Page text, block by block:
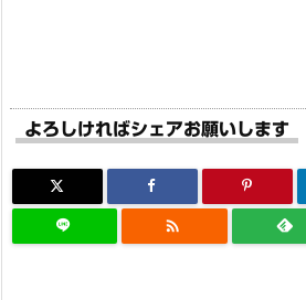
よろしければシェアお願いします
